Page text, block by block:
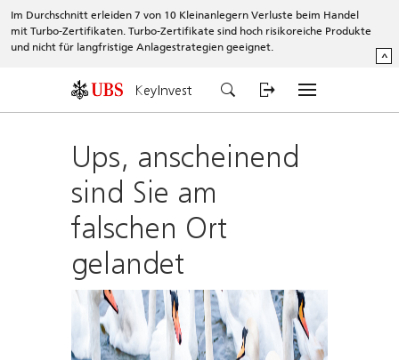
Im Durchschnitt erleiden 7 von 10 Kleinanlegern Verluste beim Handel
mit Turbo-Zertifikaten. Turbo-Zertifikate sind hoch risikoreiche Produkte
und nicht für langfristige Anlagestrategien geeignet.
^
KeyInvest
Ups, anscheinend
sind Sie am
falschen Ort
gelandet